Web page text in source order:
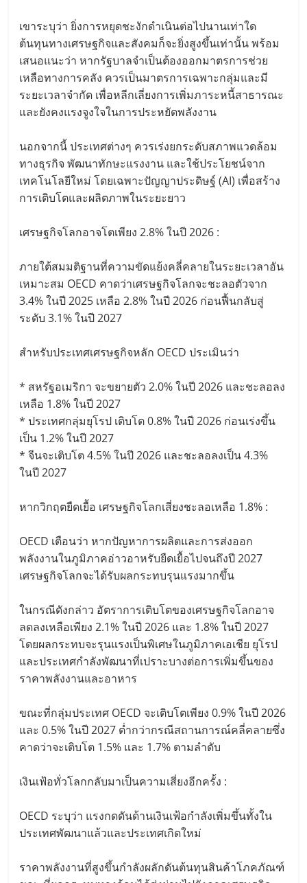
เขาระบุว่า ยิ่งการหยุดชะงักดำเนินต่อไปนานเท่าใด
ต้นทุนทางเศรษฐกิจและสังคมก็จะยิ่งสูงขึ้นเท่านั้น พร้อม
เสนอแนะว่า หากรัฐบาลจำเป็นต้องออกมาตรการช่วย
เหลือทางการคลัง ควรเป็นมาตรการเฉพาะกลุ่มและมี
ระยะเวลาจำกัด เพื่อหลีกเลี่ยงการเพิ่มภาระหนี้สาธารณะ
และยังคงแรงจูงใจในการประหยัดพลังงาน
นอกจากนี้ ประเทศต่างๆ ควรเร่งยกระดับสภาพแวดล้อม
ทางธุรกิจ พัฒนาทักษะแรงงาน และใช้ประโยชน์จาก
เทคโนโลยีใหม่ โดยเฉพาะปัญญาประดิษฐ์ (AI) เพื่อสร้าง
การเติบโตและผลิตภาพในระยะยาว
เศรษฐกิจโลกอาจโตเพียง 2.8% ในปี 2026 :
ภายใต้สมมติฐานที่ความขัดแย้งคลี่คลายในระยะเวลาอัน
เหมาะสม OECD คาดว่าเศรษฐกิจโลกจะชะลอตัวจาก
3.4% ในปี 2025 เหลือ 2.8% ในปี 2026 ก่อนฟื้นกลับสู่
ระดับ 3.1% ในปี 2027
สำหรับประเทศเศรษฐกิจหลัก OECD ประเมินว่า
* สหรัฐอเมริกา จะขยายตัว 2.0% ในปี 2026 และชะลอลง
เหลือ 1.8% ในปี 2027
* ประเทศกลุ่มยุโรป เติบโต 0.8% ในปี 2026 ก่อนเร่งขึ้น
เป็น 1.2% ในปี 2027
* จีนจะเติบโต 4.5% ในปี 2026 และชะลอลงเป็น 4.3%
ในปี 2027
หากวิกฤตยืดเยื้อ เศรษฐกิจโลกเสี่ยงชะลอเหลือ 1.8% :
OECD เตือนว่า หากปัญหาการผลิตและการส่งออก
พลังงานในภูมิภาคอ่าวอาหรับยืดเยื้อไปจนถึงปี 2027
เศรษฐกิจโลกจะได้รับผลกระทบรุนแรงมากขึ้น
ในกรณีดังกล่าว อัตราการเติบโตของเศรษฐกิจโลกอาจ
ลดลงเหลือเพียง 2.1% ในปี 2026 และ 1.8% ในปี 2027
โดยผลกระทบจะรุนแรงเป็นพิเศษในภูมิภาคเอเชีย ยุโรป
และประเทศกำลังพัฒนาที่เปราะบางต่อการเพิ่มขึ้นของ
ราคาพลังงานและอาหาร
ขณะที่กลุ่มประเทศ OECD จะเติบโตเพียง 0.9% ในปี 2026
และ 0.5% ในปี 2027 ต่ำกว่ากรณีสถานการณ์คลี่คลายซึ่ง
คาดว่าจะเติบโต 1.5% และ 1.7% ตามลำดับ
เงินเฟ้อทั่วโลกกลับมาเป็นความเสี่ยงอีกครั้ง :
OECD ระบุว่า แรงกดดันด้านเงินเฟ้อกำลังเพิ่มขึ้นทั้งใน
ประเทศพัฒนาแล้วและประเทศเกิดใหม่
ราคาพลังงานที่สูงขึ้นกำลังผลักดันต้นทุนสินค้าโภคภัณฑ์